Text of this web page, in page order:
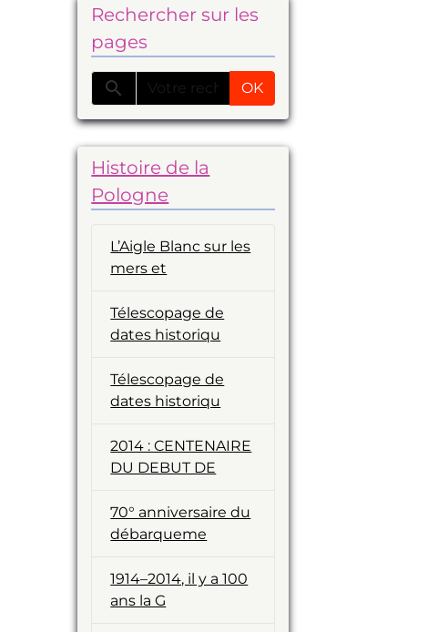
Rechercher sur les
pages
OK
Histoire de la
Pologne
L’Aigle Blanc sur les
mers et
Télescopage de
dates historiqu
Télescopage de
dates historiqu
2014 : CENTENAIRE
DU DEBUT DE
70° anniversaire du
débarqueme
1914–2014, il y a 100
ans la G